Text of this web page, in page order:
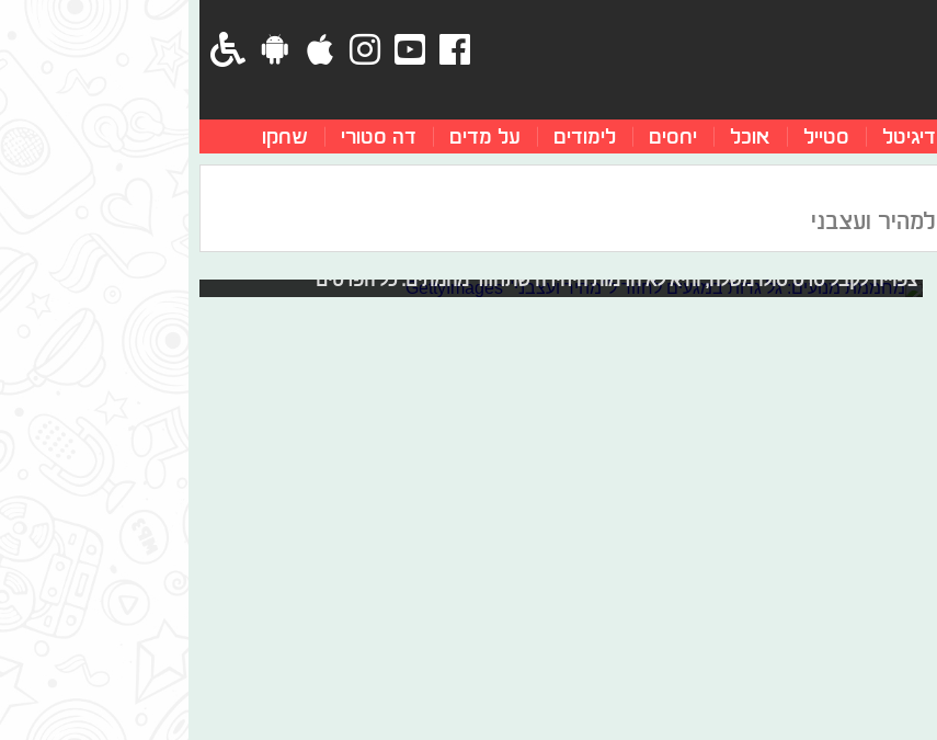
דיגיטל סטייל אוכל יחסים לימודים על מדים דה סטורי שחקו
ועצבני
מחממת מנועים: גל גדות במגעים לחזור ל"מהיר ועצבני"
צפוייה לקבל סרט סולו משלה, והיא לא הדמות היחידה שתחזור מהמתים. כל הפרטים